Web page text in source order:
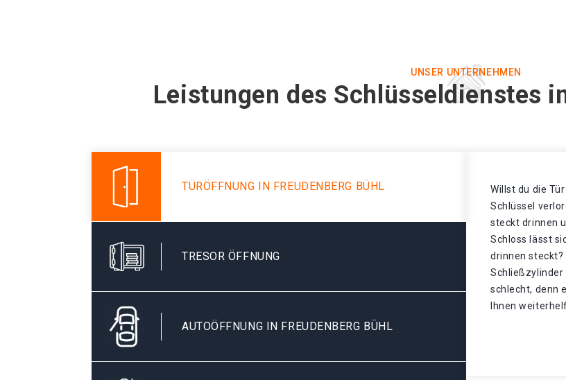
UNSER UNTERNEHMEN
Leistungen des Schlüsseldienstes
TÜRÖFFNUNG IN FREUDENBERG BÜHL
TRESOR ÖFFNUNG
AUTOÖFFNUNG IN FREUDENBERG BÜHL
Willst du die
Schlüssel
steckt drinnen
Schloss lässt
drinnen steckt?
Schließzylinder
schlecht, denn
Ihnen